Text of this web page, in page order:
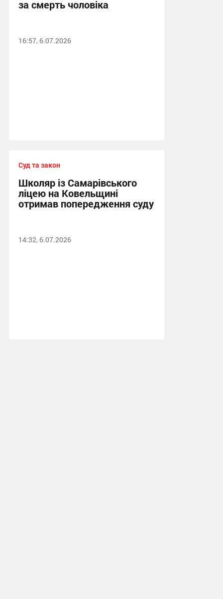
за смерть чоловіка
16:57, 6.07.2026
Суд та закон
Школяр із Самарівського
ліцею на Ковельщині
отримав попередження суду
14:32, 6.07.2026